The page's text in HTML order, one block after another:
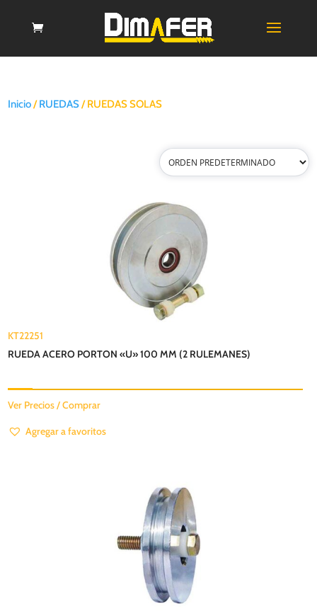
Inicio/RUEDAS/ RUEDAS SOLAS
KT22251
RUEDA ACERO PORTON «U» 100 MM (2 RULEMANES)
Ver Precios / Comprar
Agregar a favoritos